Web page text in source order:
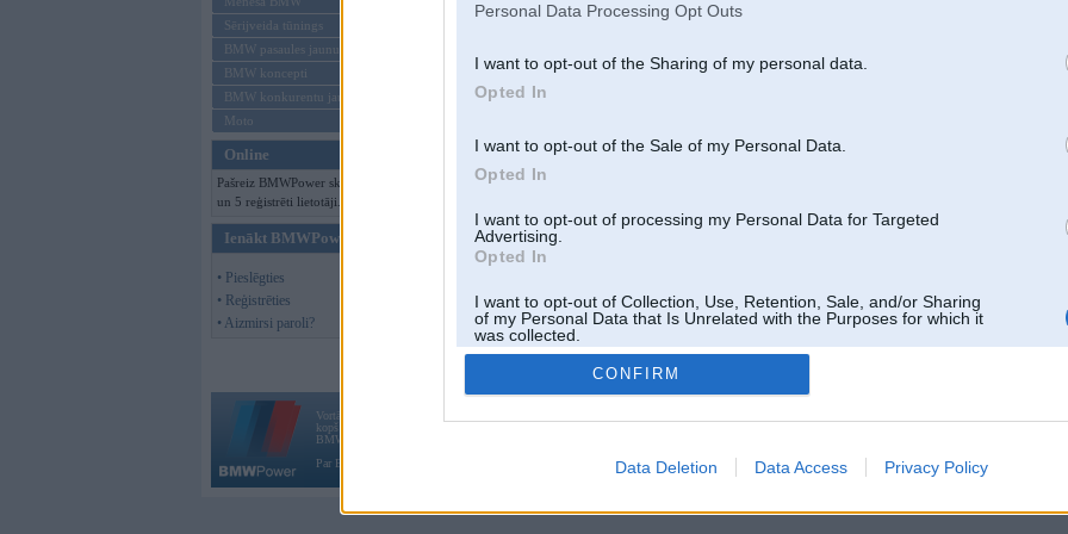
Personal Data Processing Opt Outs
I want to opt-out of the Sharing of my personal data.
Opted In
I want to opt-out of the Sale of my Personal Data.
Opted In
I want to opt-out of processing my Personal Data for Targeted
Advertising.
Opted In
I want to opt-out of Collection, Use, Retention, Sale, and/or Sharing
of my Personal Data that Is Unrelated with the Purposes for which it
was collected.
Opted Out
CONFIRM
Data Deletion Data Access Privacy Policy
Sērijveida tūnings
BMW pasaules jaunumi
BMW koncepti
BMW konkurentu jaunumi
Moto
Online
Pašreiz BMWPower skatās 87 viesi
un 5 reģistrēti lietotāji.
Ienākt BMWPower
• Pieslēgties
• Reģistrēties
• Aizmirsi paroli?
Vortāls BMWPower.lv darbojas
kopš 2002. gada 14. maija. Tas nav auto klubs un nav saistīts ar
BMW AG.
Par BMWPower